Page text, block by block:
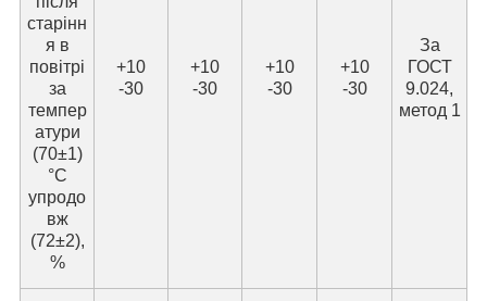
старінн
я в
повітрі
за
темпер
атури
(70±1)
°C
упродо
вж
(72±2),
%
+10
-30
+10
-30
+10
-30
+10
-30
За
ГОСТ
9.024,
метод 1